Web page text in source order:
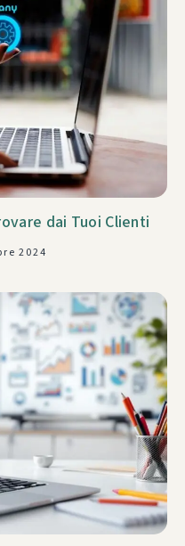
dai Tuoi Clienti
2024